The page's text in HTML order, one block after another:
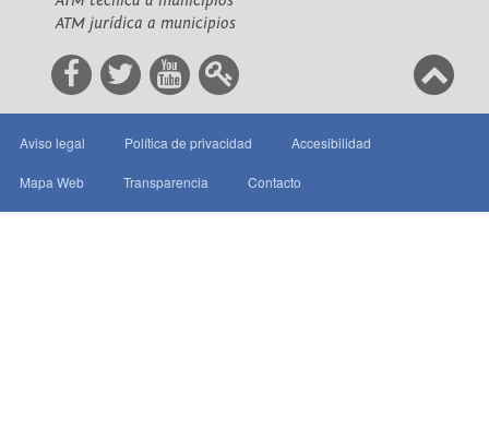
ATM jurídica a municipios
Aviso legal Política de privacidad Accesibilidad
Mapa Web Transparencia Contacto